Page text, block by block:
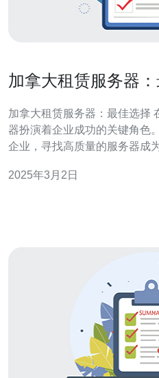
加拿大租赁服务器
加拿大租赁服务器：最佳选择 在当今数字化的时代，服务
器扮演着企业成功的关键角色
企业，寻找高质量的服务器成
器租赁服务提供商以其可靠稳
2025年3月2日